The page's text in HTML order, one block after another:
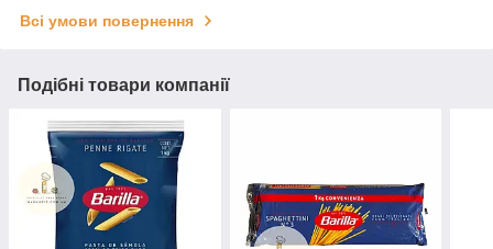
Всі умови повернення
Подібні товари компанії